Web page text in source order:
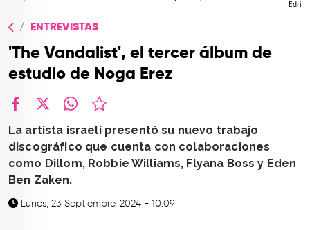
Edri
ENTREVISTAS
'The Vandalist', el tercer álbum de
estudio de Noga Erez
La artista israelí presentó su nuevo trabajo
discográfico que cuenta con colaboraciones
como Dillom, Robbie Williams, Flyana Boss y Eden
Ben Zaken.
Lunes, 23 Septiembre, 2024 - 10:09